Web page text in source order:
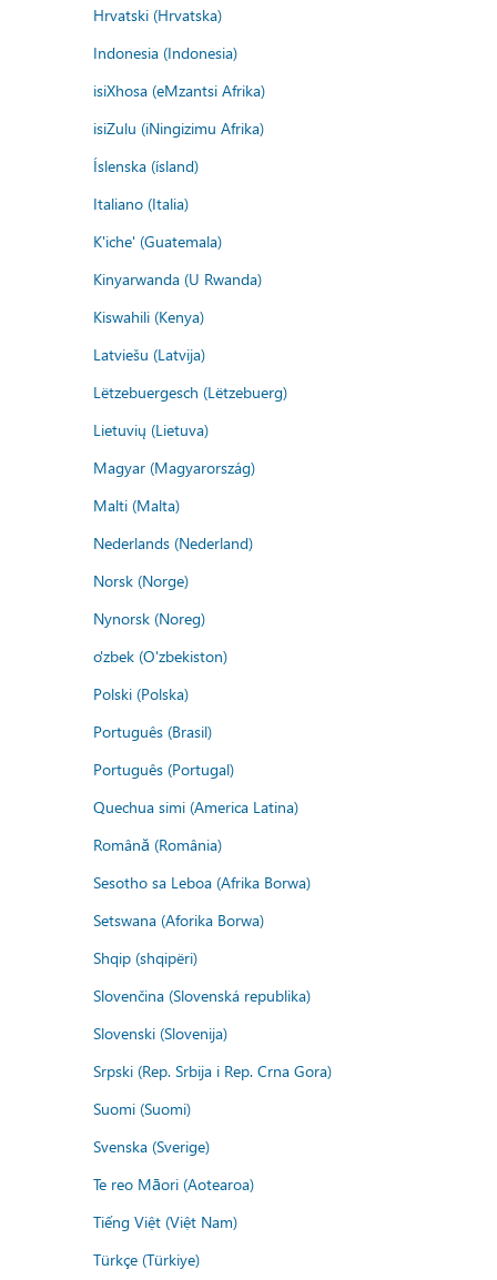
Hrvatski (Hrvatska)
Indonesia (Indonesia)
isiXhosa (eMzantsi Afrika)
isiZulu (iNingizimu Afrika)
Íslenska (ísland)
Italiano (Italia)
K'iche' (Guatemala)
Kinyarwanda (U Rwanda)
Kiswahili (Kenya)
Latviešu (Latvija)
Lëtzebuergesch (Lëtzebuerg)
Lietuvių (Lietuva)
Magyar (Magyarország)
Malti (Malta)
Nederlands (Nederland)
Norsk (Norge)
Nynorsk (Noreg)
o'zbek (O'zbekiston)
Polski (Polska)
Português (Brasil)
Português (Portugal)
Quechua simi (America Latina)
Română (România)
Sesotho sa Leboa (Afrika Borwa)
Setswana (Aforika Borwa)
Shqip (shqipëri)
Slovenčina (Slovenská republika)
Slovenski (Slovenija)
Srpski (Rep. Srbija i Rep. Crna Gora)
Suomi (Suomi)
Svenska (Sverige)
Te reo Māori (Aotearoa)
Tiếng Việt (Việt Nam)
Türkçe (Türkiye)